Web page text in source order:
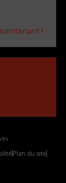
!
Plan du site